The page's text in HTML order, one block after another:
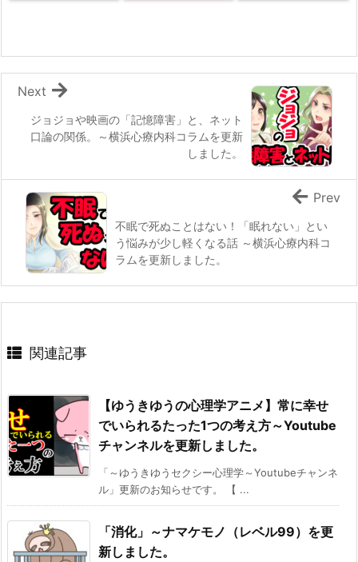
ジョジョや映画の「記憶障害」と、ネット
口論の関係。～横浜心療内科コラムを更新
しました。
Next
不眠で死ぬことはない！「眠れない」とい
う悩みが少し軽くなる話 ～横浜心療内科コ
ラムを更新しました。
Prev
関連記事
【ゆうきゆうの心理学アニメ】常に幸せ
でいられるたった1つの考え方～Youtube
チャンネルを更新しました。
「～ゆうきゆうセクシー心理学～Youtubeチャンネ
ル」更新のお知らせです。 【 ...
「消化」～ナマケモノ（レベル99）を更
新しました。